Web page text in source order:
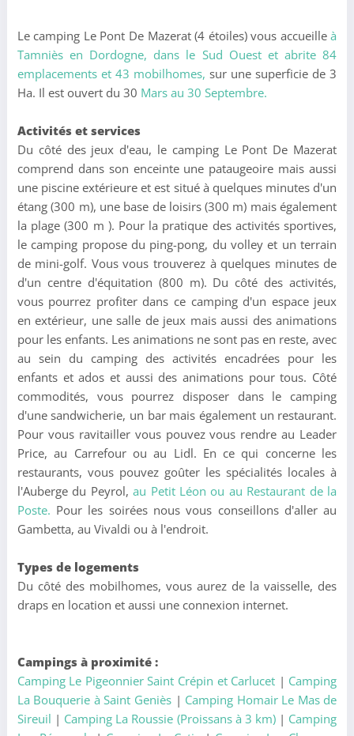
Le camping Le Pont De Mazerat (4 étoiles) vous accueilleà
Tamniès en Dordogne, dans le Sud Ouest et abrite 84
emplacements et 43 mobilhomes, sur une superficie de 3
Ha. Il est ouvert du 30 Mars au 30 Septembre.
Activités et services
Du côté des jeux d'eau, le camping Le Pont De Mazerat
comprend dans son enceinte une pataugeoire mais aussi
une piscine extérieure et est situé à quelques minutes d'un
étang (300 m), une base de loisirs (300 m) mais également
la plage (300 m ). Pour la pratique des activités sportives,
le camping propose du ping-pong, du volley et un terrain
de mini-golf. Vous vous trouverez à quelques minutes de
d'un centre d'équitation (800 m). Du côté des activités,
vous pourrez profiter dans ce camping d'un espace jeux
en extérieur, une salle de jeux mais aussi des animations
pour les enfants. Les animations ne sont pas en reste, avec
au sein du camping des activités encadrées pour les
enfants et ados et aussi des animations pour tous. Côté
commodités, vous pourrez disposer dans le camping
d'une sandwicherie, un bar mais également un restaurant.
Pour vous ravitailler vous pouvez vous rendre au Leader
Price, au Carrefour ou au Lidl. En ce qui concerne les
restaurants, vous pouvez goûter les spécialités locales à
l'Auberge du Peyrol,au Petit Léon ou au Restaurant de la
Poste. Pour les soirées nous vous conseillons d'aller au
Gambetta, au Vivaldi ou à l'endroit.
Types de logements
Du côté des mobilhomes, vous aurez de la vaisselle, des
draps en location et aussi une connexion internet.
Campings à proximité :
Camping Le Pigeonnier Saint Crépin et Carlucet | Camping
La Bouquerie à Saint Geniès| Camping Homair Le Mas de
Sireuil | Camping La Roussie (Proissans à 3 km)| Camping